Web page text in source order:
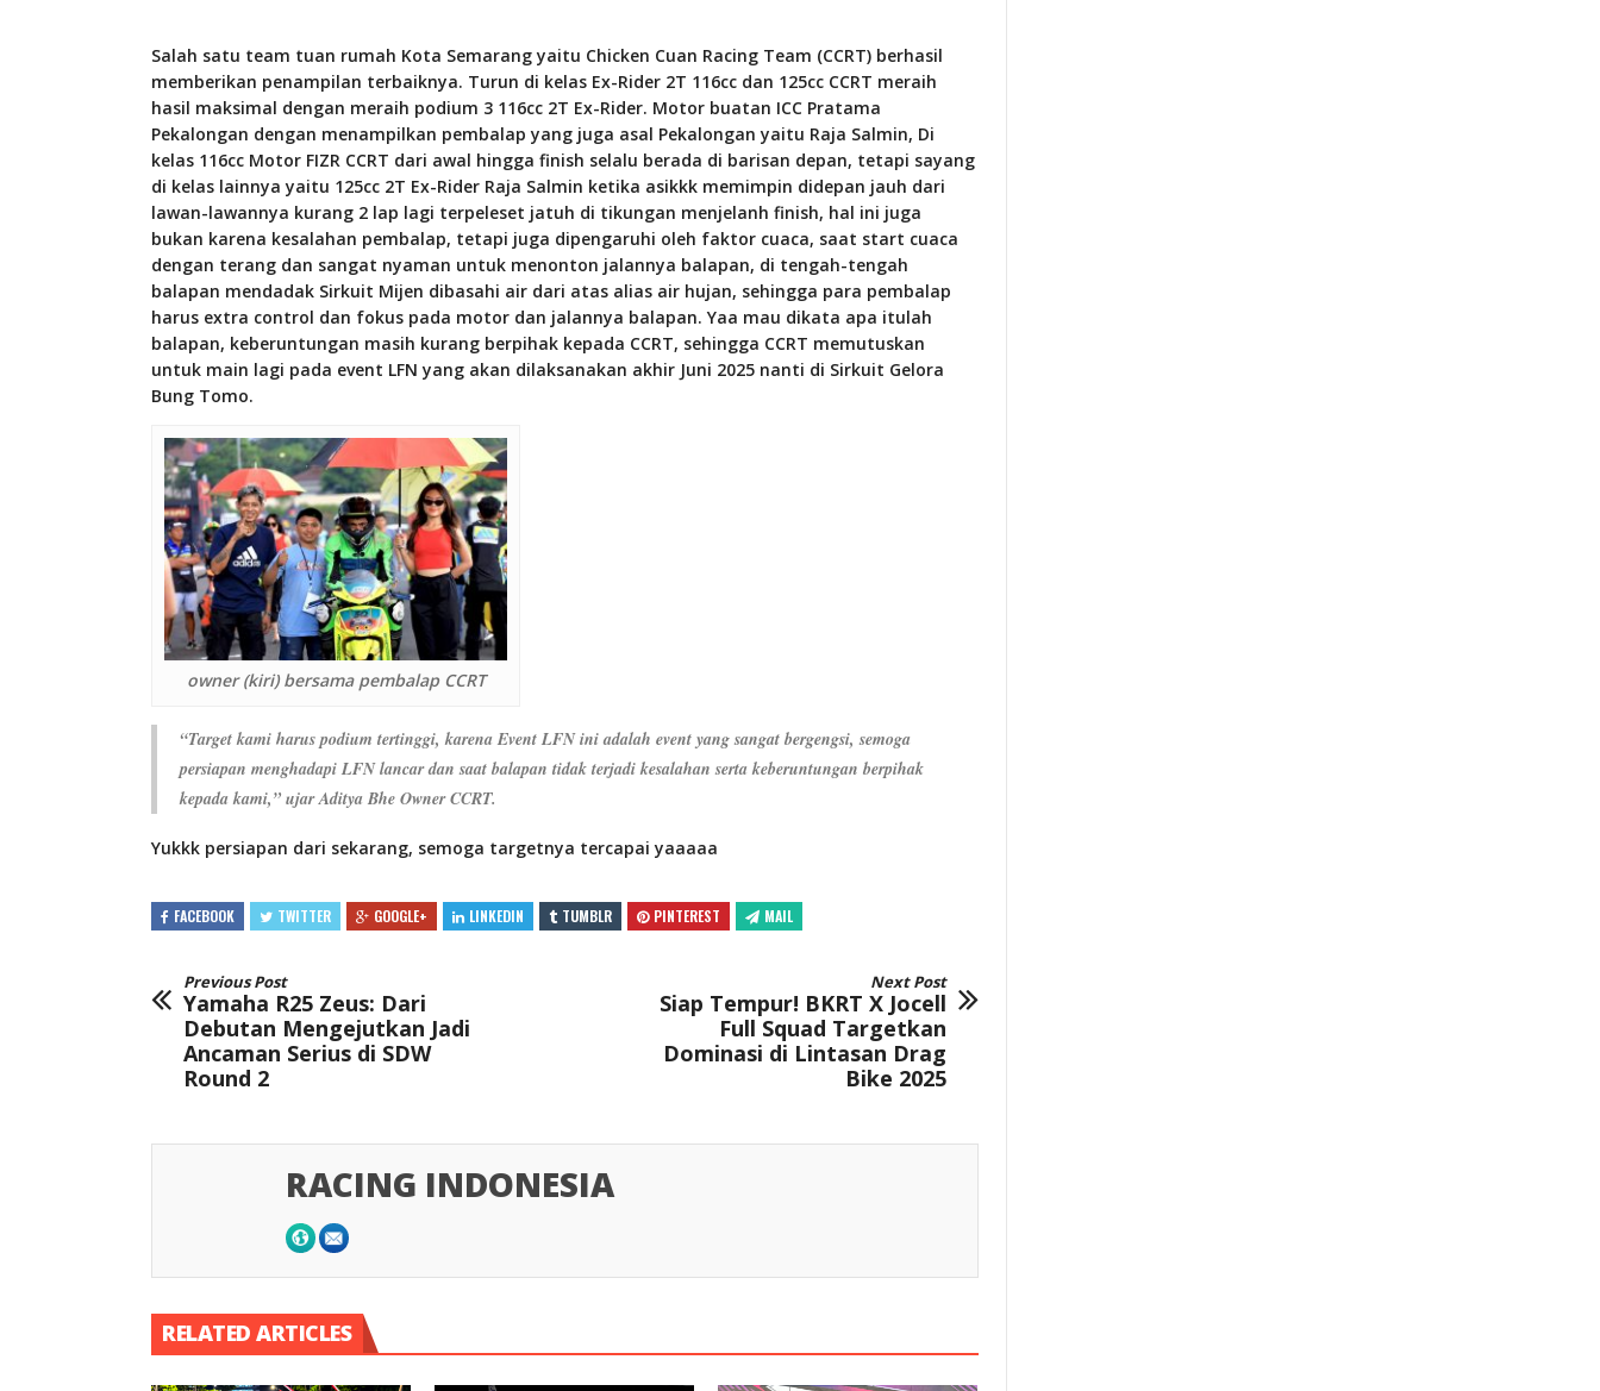
Salah satu team tuan rumah Kota Semarang yaitu Chicken Cuan Racing Team (CCRT) berhasil
memberikan penampilan terbaiknya. Turun di kelas Ex-Rider 2T 116cc dan 125cc CCRT meraih
hasil maksimal dengan meraih podium 3 116cc 2T Ex-Rider. Motor buatan ICC Pratama
Pekalongan dengan menampilkan pembalap yang juga asal Pekalongan yaitu Raja Salmin, Di
kelas 116cc Motor FIZR CCRT dari awal hingga finish selalu berada di barisan depan, tetapi sayang
di kelas lainnya yaitu 125cc 2T Ex-Rider Raja Salmin ketika asikkk memimpin didepan jauh dari
lawan-lawannya kurang 2 lap lagi terpeleset jatuh di tikungan menjelanh finish, hal ini juga
bukan karena kesalahan pembalap, tetapi juga dipengaruhi oleh faktor cuaca, saat start cuaca
dengan terang dan sangat nyaman untuk menonton jalannya balapan, di tengah-tengah
balapan mendadak Sirkuit Mijen dibasahi air dari atas alias air hujan, sehingga para pembalap
harus extra control dan fokus pada motor dan jalannya balapan. Yaa mau dikata apa itulah
balapan, keberuntungan masih kurang berpihak kepada CCRT, sehingga CCRT memutuskan
untuk main lagi pada event LFN yang akan dilaksanakan akhir Juni 2025 nanti di Sirkuit Gelora
Bung Tomo.
owner (kiri) bersama pembalap CCRT
“Target kami harus podium tertinggi, karena Event LFN ini adalah event yang sangat bergengsi, semoga
persiapan menghadapi LFN lancar dan saat balapan tidak terjadi kesalahan serta keberuntungan berpihak
kepada kami,” ujar Aditya Bhe Owner CCRT.
Yukkk persiapan dari sekarang, semoga targetnya tercapai yaaaaa
FACEBOOK TWITTER GOOGLE+ LINKEDIN TUMBLR PINTEREST MAIL
Previous Post
Yamaha R25 Zeus: Dari
Debutan Mengejutkan Jadi
Ancaman Serius di SDW
Round 2
Next Post
Siap Tempur! BKRT X Jocell
Full Squad Targetkan
Dominasi di Lintasan Drag
Bike 2025
RACING INDONESIA
RELATED ARTICLES